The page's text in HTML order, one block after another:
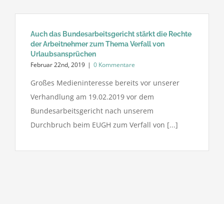
Auch das Bundesarbeitsgericht stärkt die Rechte
der Arbeitnehmer zum Thema Verfall von
Urlaubsansprüchen
Februar 22nd, 2019 | 0 Kommentare
Großes Medieninteresse bereits vor unserer
Verhandlung am 19.02.2019 vor dem
Bundesarbeitsgericht nach unserem
Durchbruch beim EUGH zum Verfall von [...]